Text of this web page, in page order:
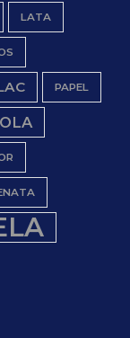
LATA
PAPEL